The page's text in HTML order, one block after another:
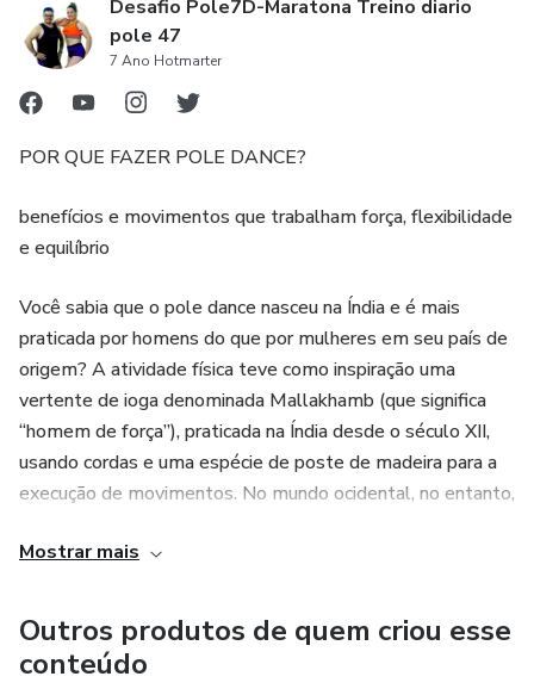
Desafio Pole7D-Maratona Treino diario
pole 47
7 Ano Hotmarter
POR QUE FAZER POLE DANCE?
benefícios e movimentos que trabalham força, flexibilidade
e equilíbrio
Você sabia que o pole dance nasceu na Índia e é mais
praticada por homens do que por mulheres em seu país de
origem? A atividade física teve como inspiração uma
vertente de ioga denominada Mallakhamb (que significa
“homem de força”), praticada na Índia desde o século XII,
usando cordas e uma espécie de poste de madeira para a
execução de movimentos. No mundo ocidental, no entanto,
performances praticadas por mulheres em boates de
últimos tempos, a atividade saiu das casas noturnas e
ganhou as academias, crescendo como modalidade
esportiva, com direito até a campeonatos.
Mostrar mais
Outros produtos de quem criou esse
conteúdo